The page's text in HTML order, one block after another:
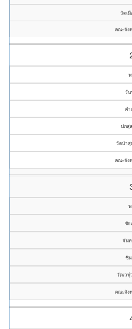
วัดเมื
คณะจัง
พ
วัน
คำ
ปภสฺ
วัดป่าสุ
คณะจัง
พ
ชัย
จันท
ชิน
วัดเวฬุ
คณะจัง